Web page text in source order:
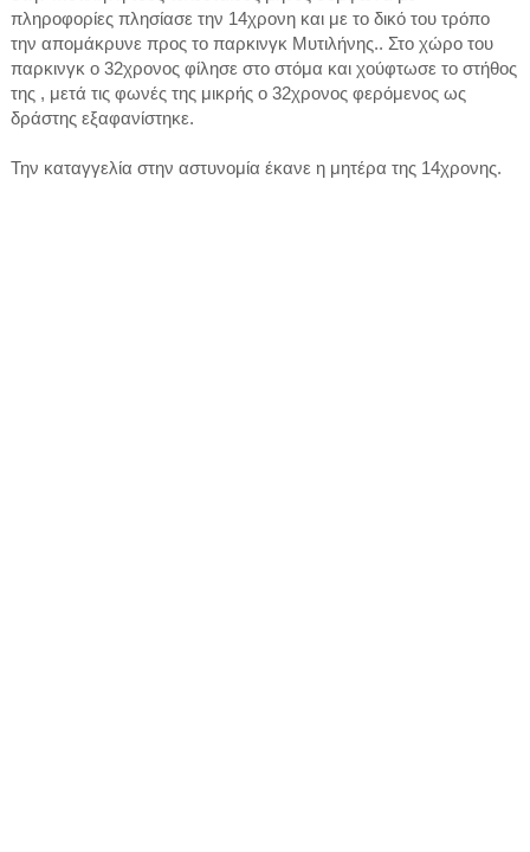
πληροφορίες πλησίασε την 14χρονη και με το δικό του τρόπο
την απομάκρυνε προς το παρκινγκ Μυτιλήνης.. Στο χώρο του
παρκινγκ ο 32χρονος φίλησε στο στόμα και χούφτωσε το στήθος
της , μετά τις φωνές της μικρής ο 32χρονος φερόμενος ως
δράστης εξαφανίστηκε.
Την καταγγελία στην αστυνομία έκανε η μητέρα της 14χρονης.